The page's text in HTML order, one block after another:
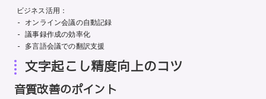
ビジネス活用：
- オンライン会議の自動記録
- 議事録作成の効率化
文字起こし精度向上のコツ
音質改善のポイント